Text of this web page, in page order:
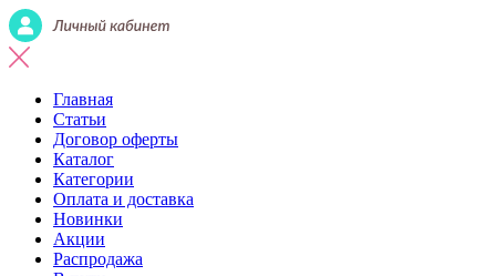
Главная
Статьи
Договор оферты
Каталог
Категории
Оплата и доставка
Новинки
Акции
Распродажа